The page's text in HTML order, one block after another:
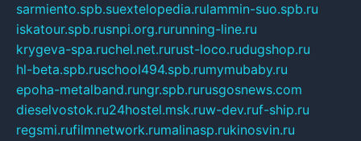
sarmiento.spb.suextelopedia.rulammin-suo.spb.ru
iskatour.spb.rusnpi.org.rurunning-line.ru
krygeva-spa.ruchel.net.rurust-loco.rudugshop.ru
hl-beta.spb.ruschool494.spb.rumymubaby.ru
epoha-metalband.rungr.spb.rurusgosnews.com
dieselvostok.ru24hostel.msk.ruw-dev.ruf-ship.ru
regsmi.rufilmnetwork.rumalinasp.rukinosvin.ru